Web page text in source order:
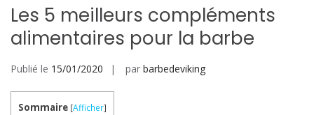
Les 5 meilleurs compléments
alimentaires pour la barbe
Publié le 15/01/2020 par barbedeviking
Sommaire [Afficher]